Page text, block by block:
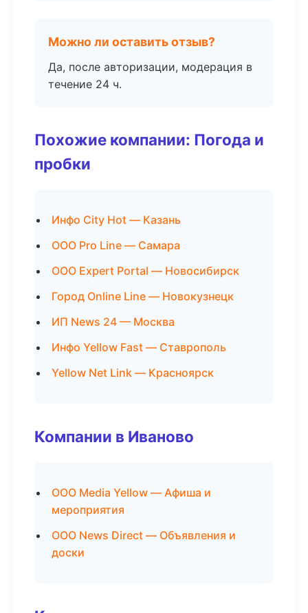
Можно ли оставить отзыв?
Да, после авторизации, модерация в
течение 24 ч.
Похожие компании: Погода и
пробки
Инфо City Hot — Казань
ООО Pro Line — Самара
ООО Expert Portal — Новосибирск
Город Online Line — Новокузнецк
ИП News 24 — Москва
Инфо Yellow Fast — Ставрополь
Yellow Net Link — Красноярск
Компании в Иваново
ООО Media Yellow — Афиша и
мероприятия
ООО News Direct — Объявления и
доски